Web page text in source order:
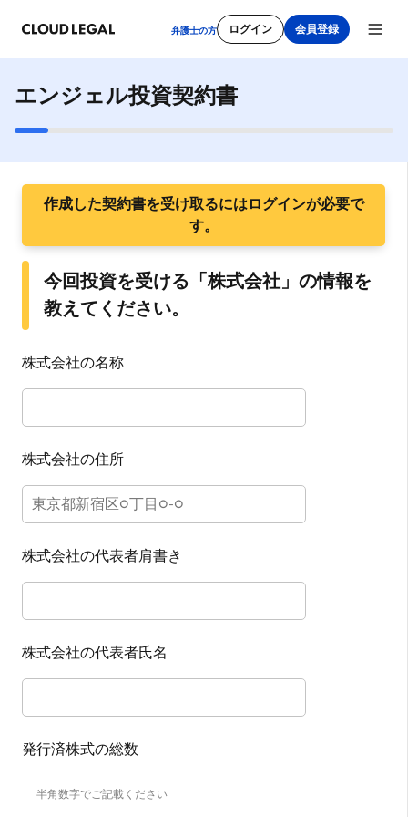
弁護士の方 ログイン 会員登録
エンジェル投資契約書
作成した契約書を受け取るにはログインが必要で
す。
今回投資を受ける「株式会社」の情報を
教えてください。
株式会社の名称
株式会社の住所
株式会社の代表者肩書き
株式会社の代表者氏名
発行済株式の総数
半角数字でご記載ください
新規会員登録
パスワード
利用規約に同意して登録
Google
シングルサインオン (SSO)